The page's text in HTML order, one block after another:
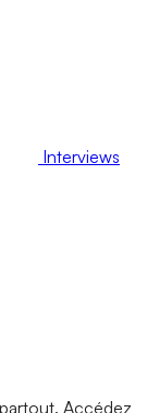
Interviews
Accédez